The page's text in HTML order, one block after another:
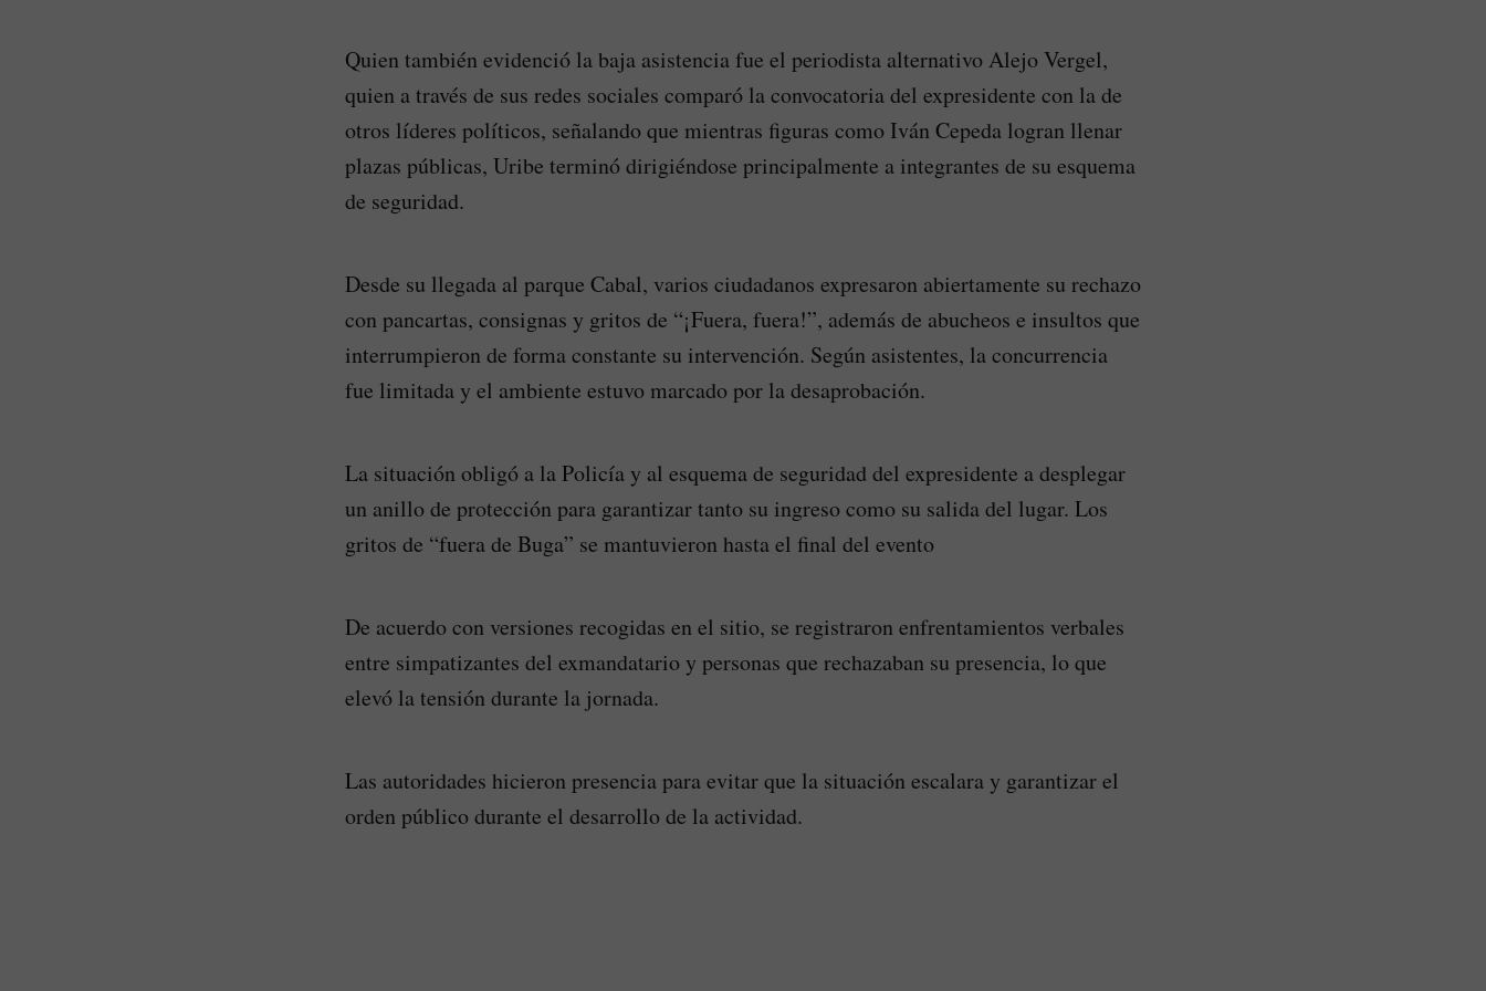
Quien también evidenció la baja asistencia fue el periodista alternativo Alejo Vergel,
quien a través de sus redes sociales comparó la convocatoria del expresidente con la de
otros líderes políticos, señalando que mientras figuras como Iván Cepeda logran llenar
plazas públicas, Uribe terminó dirigiéndose principalmente a integrantes de su esquema
de seguridad.
Desde su llegada al parque Cabal, varios ciudadanos expresaron abiertamente su rechazo
con pancartas, consignas y gritos de “¡Fuera, fuera!”, además de abucheos e insultos que
interrumpieron de forma constante su intervención. Según asistentes, la concurrencia
fue limitada y el ambiente estuvo marcado por la desaprobación.
La situación obligó a la Policía y al esquema de seguridad del expresidente a desplegar
un anillo de protección para garantizar tanto su ingreso como su salida del lugar. Los
gritos de “fuera de Buga” se mantuvieron hasta el final del evento
De acuerdo con versiones recogidas en el sitio, se registraron enfrentamientos verbales
entre simpatizantes del exmandatario y personas que rechazaban su presencia, lo que
elevó la tensión durante la jornada.
Las autoridades hicieron presencia para evitar que la situación escalara y garantizar el
orden público durante el desarrollo de la actividad.